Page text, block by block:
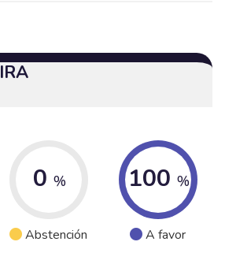
0 %
Abstención
100 %
A favor